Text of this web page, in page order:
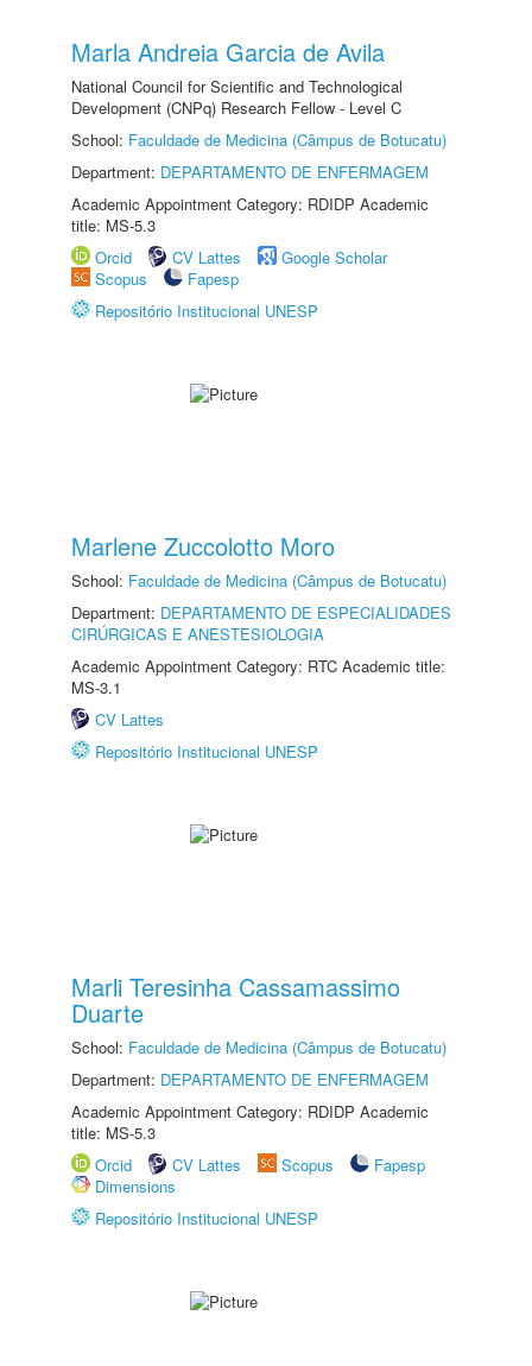
Marla Andreia Garcia de Avila
National Council for Scientific and Technological
Development (CNPq) Research Fellow - Level C
School: Faculdade de Medicina (Câmpus de Botucatu)
Department: DEPARTAMENTO DE ENFERMAGEM
Academic Appointment Category: RDIDP Academic
title: MS-5.3
Orcid
CV Lattes
Google Scholar
Scopus
Fapesp
Repositório Institucional UNESP
Marlene Zuccolotto Moro
School: Faculdade de Medicina (Câmpus de Botucatu)
Department: DEPARTAMENTO DE ESPECIALIDADES
CIRÚRGICAS E ANESTESIOLOGIA
Academic Appointment Category: RTC Academic title:
MS-3.1
CV Lattes
Repositório Institucional UNESP
Marli Teresinha Cassamassimo
Duarte
School: Faculdade de Medicina (Câmpus de Botucatu)
Department: DEPARTAMENTO DE ENFERMAGEM
Academic Appointment Category: RDIDP Academic
title: MS-5.3
Orcid
CV Lattes Scopus
Fapesp
Dimensions
Repositório Institucional UNESP